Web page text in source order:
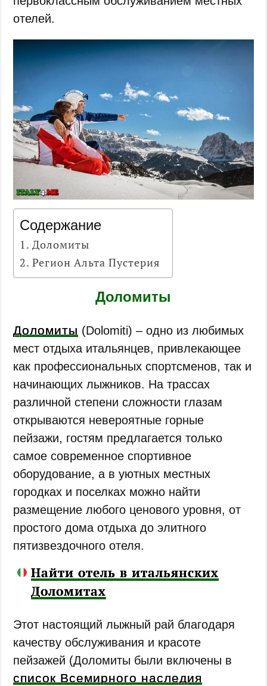
отелей.
Содержание
Доломиты
Регион Альта Пустерия
Доломиты
Доломиты (Dolomiti) – одно из любимых
мест отдыха итальянцев, привлекающее
как профессиональных спортсменов, так и
начинающих лыжников. На трассах
различной степени сложности глазам
открываются невероятные горные
пейзажи, гостям предлагается только
самое современное спортивное
оборудование, а в уютных местных
городках и поселках можно найти
размещение любого ценового уровня, от
простого дома отдыха до элитного
пятизвездочного отеля.
Найти отель в итальянских
Доломитах
Этот настоящий лыжный рай благодаря
качеству обслуживания и красоте
пейзажей (Доломиты были включены в
список Всемирного наследия